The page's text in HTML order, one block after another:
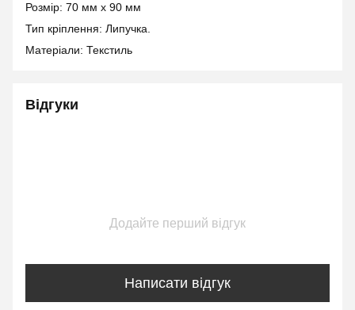
Розмір: 70 мм х 90 мм
Тип кріплення: Липучка.
Матеріали: Текстиль
Відгуки
Додайте перший відгук
Написати відгук